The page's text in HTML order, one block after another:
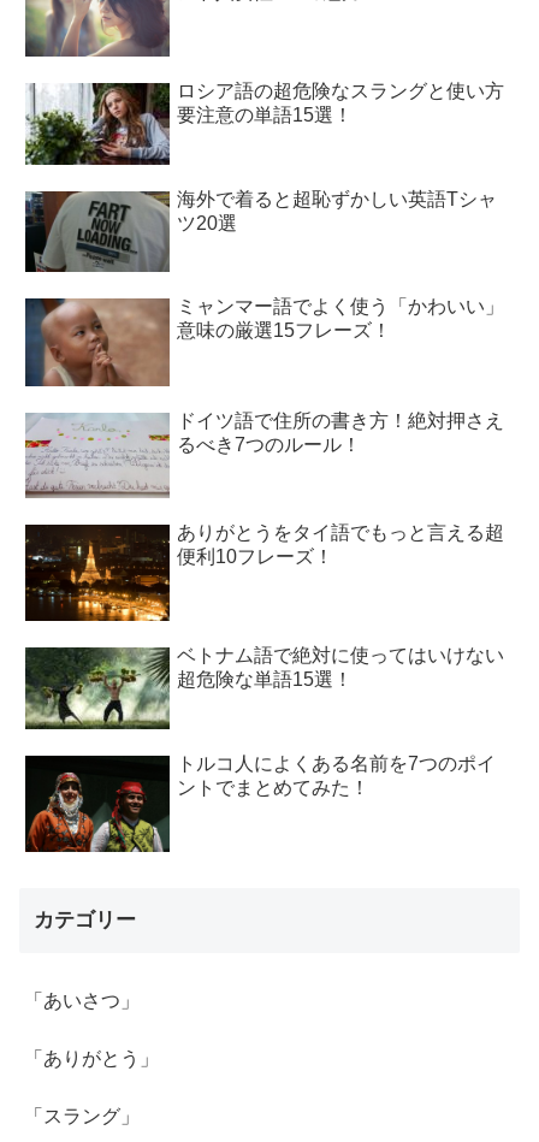
ロシア語の超危険なスラングと使い方
要注意の単語15選！
海外で着ると超恥ずかしい英語Tシャ
ツ20選
ミャンマー語でよく使う「かわいい」
意味の厳選15フレーズ！
ドイツ語で住所の書き方！絶対押さえ
るべき7つのルール！
ありがとうをタイ語でもっと言える超
便利10フレーズ！
ベトナム語で絶対に使ってはいけない
超危険な単語15選！
トルコ人によくある名前を7つのポイ
ントでまとめてみた！
カテゴリー
「あいさつ」
「ありがとう」
「スラング」